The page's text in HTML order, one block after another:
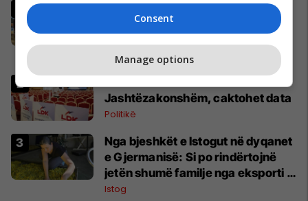
Pesë ditë pas marrjes së detyrës,
shefi i ri i ushtrisë ukrainase
Evropa
Jashtëzakonshëm, caktohet data
Politikë
Nga bjeshkët e Istogut në dyqanet
e Gjermanisë: Si po rindërtojnë
jetën shumë familje nga eksporti i
bimëve mjekësore
Istog
Consent
Manage options